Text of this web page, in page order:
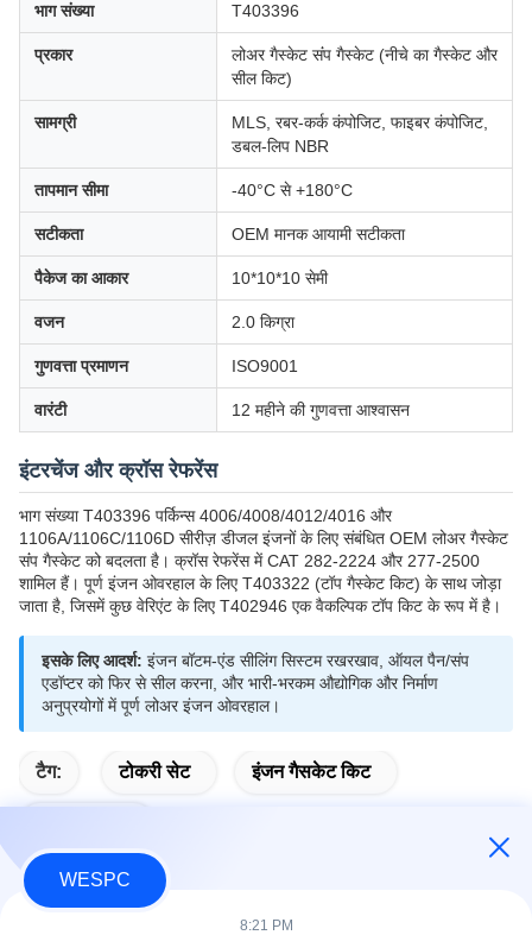
भाग संख्या T403396
प्रकार
लोअर गैस्केट संंप गैस्केट (नीचे का गैस्केट और
सील किट)
सामग्री
MLS, रबर-कर्क कंपोजिट, फाइबर कंपोजिट,
डबल-लिप NBR
तापमान सीमा -40°C से +180°C
सटीकता OEM मानक आयामी सटीकता
पैकेज का आकार 10*10*10 सेमी
वजन 2.0 किग्रा
गुणवत्ता प्रमाणन ISO9001
वारंटी 12 महीने की गुणवत्ता आश्वासन
इंटरचेंज और क्रॉस रेफरेंस
भाग संख्या T403396 पर्किन्स 4006/4008/4012/4016 और
1106A/1106C/1106D सीरीज़ डीजल इंजनों के लिए संबंधित OEM लोअर गैस्केट
संंप गैस्केट को बदलता है। क्रॉस रेफरेंस में CAT 282-2224 और 277-2500
शामिल हैं। पूर्ण इंजन ओवरहाल के लिए T403322 (टॉप गैस्केट किट) के साथ जोड़ा
जाता है, जिसमें कुछ वेरिएंट के लिए T402946 एक वैकल्पिक टॉप किट के रूप में है।
इसके लिए आदर्श: इंजन बॉटम-एंड सीलिंग सिस्टम रखरखाव, ऑयल पैन/संप
एडॉप्टर को फिर से सील करना, और भारी-भरकम औद्योगिक और निर्माण
अनुप्रयोगों में पूर्ण लोअर इंजन ओवरहाल।
टैग: टोकरी सेट इंजन गैसकेट किट
WESPC
8:21 PM